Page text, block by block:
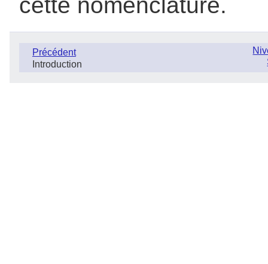
cette nomenclature.
Précédent
Introduction